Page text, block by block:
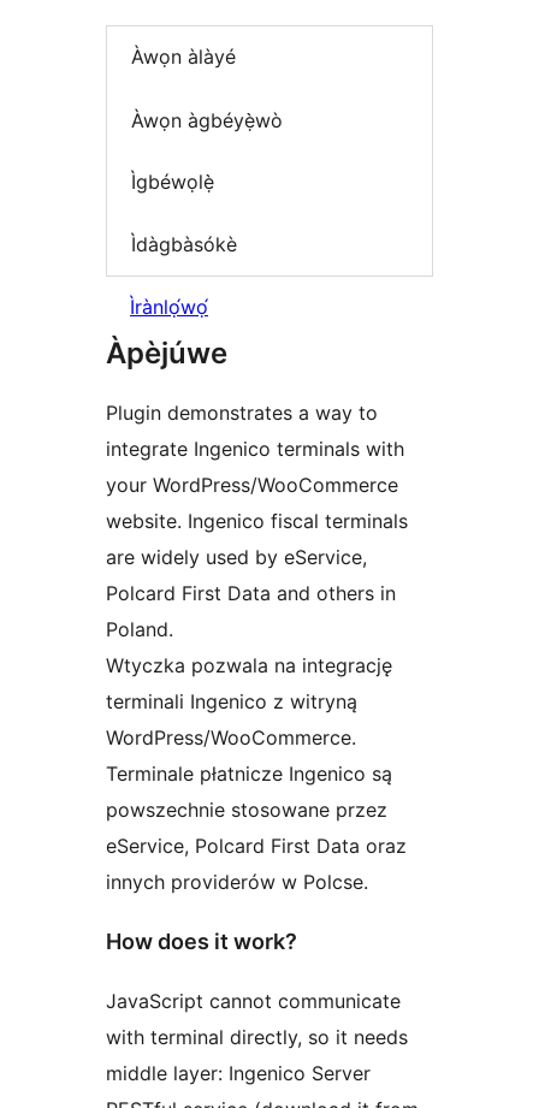
Àwọn àlàyé
Àwọn àgbéyẹ̀wò
Ìgbéwọlẹ̀
Ìdàgbàsókè
Ìrànlọ́wọ́
Àpèjúwe
Plugin demonstrates a way to
integrate Ingenico terminals with
your WordPress/WooCommerce
website. Ingenico fiscal terminals
are widely used by eService,
Polcard First Data and others in
Poland.
Wtyczka pozwala na integrację
terminali Ingenico z witryną
WordPress/WooCommerce.
Terminale płatnicze Ingenico są
powszechnie stosowane przez
eService, Polcard First Data oraz
innych providerów w Polcse.
How does it work?
JavaScript cannot communicate
with terminal directly, so it needs
middle layer: Ingenico Server